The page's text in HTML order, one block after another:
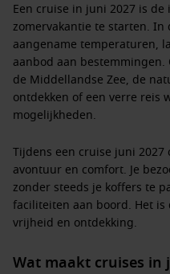
Een cruise in juni 2027 is de
zomervakantie te starten.
aangename temperaturen,
aanbod aan
de Middellandse Zee, de
ontdekken of een verre reis
mogelijkheden.
Tijdens een cruise juni 2027
avontuur en comfort. Je
zonder steeds je koffers te
faciliteiten aan boord. Het is
vrijheid en ontdekking.
Wat maakt cruises in